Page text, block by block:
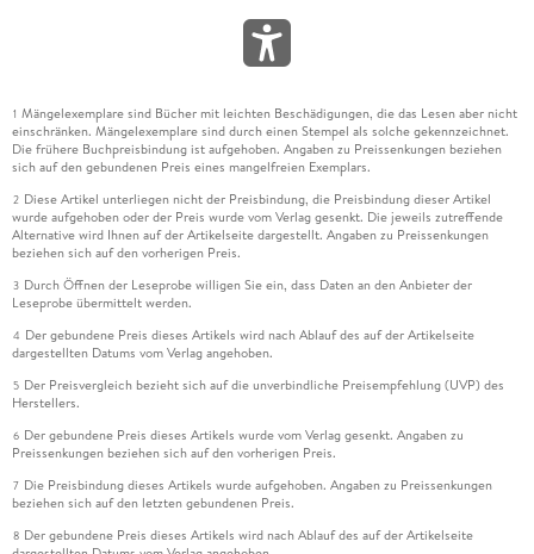
1 Mängelexemplare sind Bücher mit leichten Beschädigungen, die das Lesen aber nicht
einschränken. Mängelexemplare sind durch einen Stempel als solche gekennzeichnet.
Die frühere Buchpreisbindung ist aufgehoben. Angaben zu Preissenkungen beziehen
sich auf den gebundenen Preis eines mangelfreien Exemplars.
2 Diese Artikel unterliegen nicht der Preisbindung, die Preisbindung dieser Artikel
wurde aufgehoben oder der Preis wurde vom Verlag gesenkt. Die jeweils zutreffende
Alternative wird Ihnen auf der Artikelseite dargestellt. Angaben zu Preissenkungen
beziehen sich auf den vorherigen Preis.
3 Durch Öffnen der Leseprobe willigen Sie ein, dass Daten an den Anbieter der
Leseprobe übermittelt werden.
4 Der gebundene Preis dieses Artikels wird nach Ablauf des auf der Artikelseite
dargestellten Datums vom Verlag angehoben.
5 Der Preisvergleich bezieht sich auf die unverbindliche Preisempfehlung (UVP) des
Herstellers.
6 Der gebundene Preis dieses Artikels wurde vom Verlag gesenkt. Angaben zu
Preissenkungen beziehen sich auf den vorherigen Preis.
7 Die Preisbindung dieses Artikels wurde aufgehoben. Angaben zu Preissenkungen
beziehen sich auf den letzten gebundenen Preis.
8 Der gebundene Preis dieses Artikels wird nach Ablauf des auf der Artikelseite